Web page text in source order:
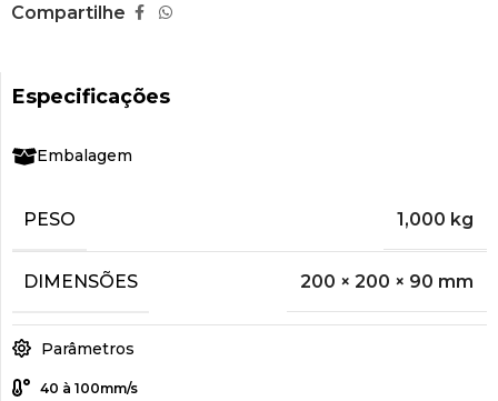
Compartilhe
Especificações
Embalagem
PESO 1,000 kg
DIMENSÕES 200 × 200 × 90 mm
Parâmetros
40 à 100mm/s